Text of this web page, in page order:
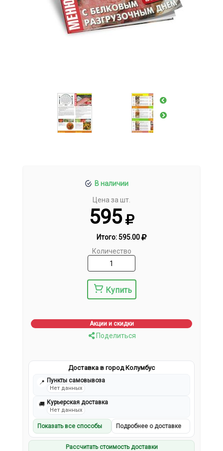
В наличии
Цена за шт.
595
Итого:595.00
Количество
Купить
Акции и скидки
Поделиться
Доставка в город Колумбус
📍 Пункты самовывоза
Нет данных
🚚 Курьерская доставка
Нет данных
Показать все способы Подробнее о доставке
Рассчитать стоимость доставки